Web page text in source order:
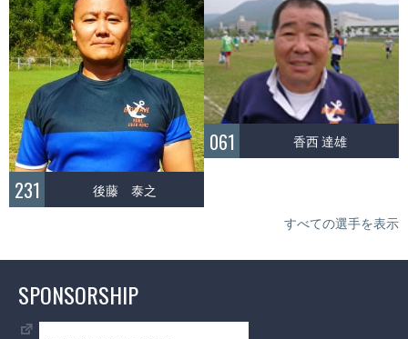
231 後藤 泰之
061 香西 達雄
すべての選手を表示
SPONSORSHIP